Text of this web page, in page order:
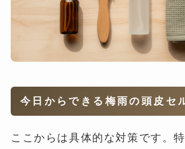
今日からできる梅雨の頭皮セ
ここからは具体的な対策です。